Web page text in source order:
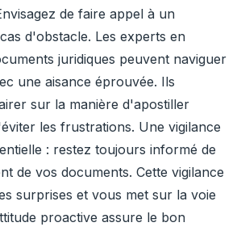
de faire appel à un
d'obstacle. Les experts en
juridiques peuvent naviguer
une aisance éprouvée. Ils
sur la manière d'apostiller
les frustrations. Une vigilance
: restez toujours informé de
de vos documents. Cette vigilance
surprises et vous met sur la voie
proactive assure le bon